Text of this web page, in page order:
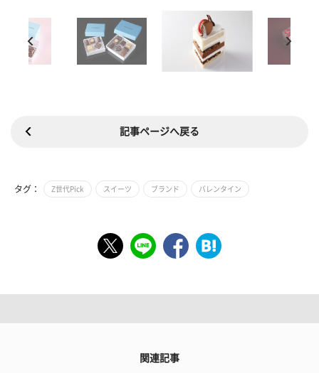
記事ページへ戻る
タグ： Z世代Pick スイーツ ブランド バレンタイン
関連記事